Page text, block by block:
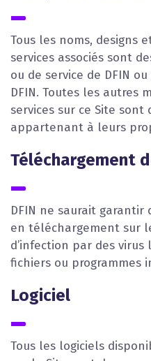
Tous les noms, designs
services associés sont
ou de service de DFIN
DFIN. Toutes les autres
services sur ce Site sont
appartenant à leurs
Téléchargement
DFIN ne saurait
en téléchargement sur
d’infection par des virus
fichiers ou programmes
Logiciel
Tous les logiciels